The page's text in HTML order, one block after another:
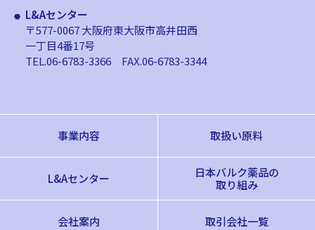
L&Aセンター
〒577-0067 大阪府東大阪市高井田西
一丁目4番17号
TEL.06-6783-3366 FAX.06-6783-3344
事業内容 取扱い原料
L&Aセンター
日本バルク薬品の
取り組み
会社案内 取引会社一覧